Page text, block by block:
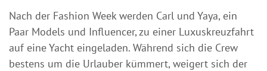
Nach der Fashion Week werden Carl und Yaya, ein
Paar Models und Influencer, zu einer Luxuskreuzfahrt
auf eine Yacht eingeladen. Während sich die Crew
bestens um die Urlauber kümmert, weigert sich der